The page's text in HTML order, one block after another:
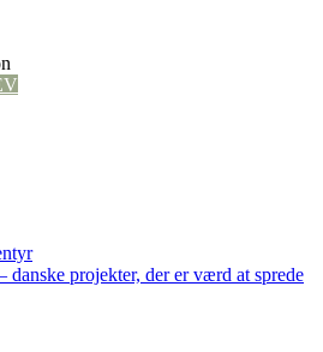
danske projekter, der er værd at sprede